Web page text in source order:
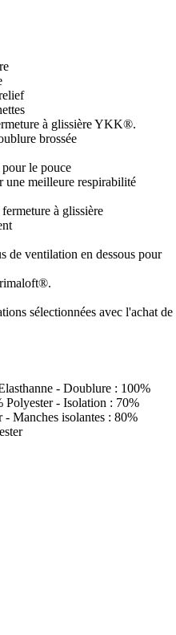
à glissière YKK®.
brossée
pour le pouce
une meilleure respirabilité
à glissière
de ventilation en dessous pour
sélectionnées avec l'achat de
- Doublure : 100%
Polyester - Isolation : 70%
Manches isolantes : 80%